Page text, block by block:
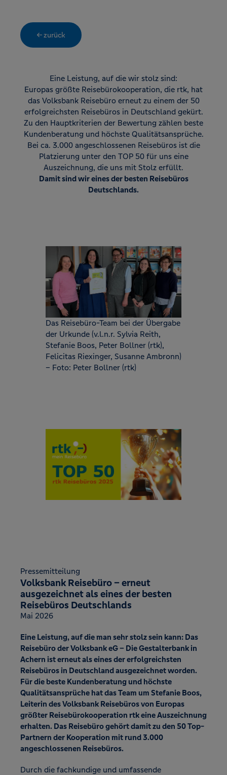
← zurück
Eine Leistung, auf die wir stolz sind:
Europas größte Reisebürokooperation, die rtk, hat
das Volksbank Reisebüro erneut zu einem der 50
erfolgreichsten Reisebüros in Deutschland gekürt.
Zu den Hauptkriterien der Bewertung zählen beste
Kundenberatung und höchste Qualitätsansprüche.
Bei ca. 3.000 angeschlossenen Reisebüros ist die
Platzierung unter den TOP 50 für uns eine
Auszeichnung, die uns mit Stolz erfüllt.
Damit sind wir eines der besten Reisebüros
Deutschlands.
Das Reisebüro-Team bei der Übergabe
der Urkunde (v.l.n.r. Sylvia Reith,
Stefanie Boos, Peter Bollner (rtk),
Felicitas Riexinger, Susanne Ambronn)
– Foto: Peter Bollner (rtk)
Pressemitteilung
Volksbank Reisebüro – erneut
ausgezeichnet als eines der besten
Reisebüros Deutschlands
Mai 2026
Eine Leistung, auf die man sehr stolz sein kann: Das
Reisebüro der Volksbank eG – Die Gestalterbank in
Achern ist erneut als eines der erfolgreichsten
Reisebüros in Deutschland ausgezeichnet worden.
Für die beste Kundenberatung und höchste
Qualitätsansprüche hat das Team um Stefanie Boos,
Leiterin des Volksbank Reisebüros von Europas
größter Reisebürokooperation rtk eine Auszeichnung
erhalten. Das Reisebüro gehört damit zu den 50 Top-
Partnern der Kooperation mit rund 3.000
angeschlossenen Reisebüros.
Durch die fachkundige und umfassende